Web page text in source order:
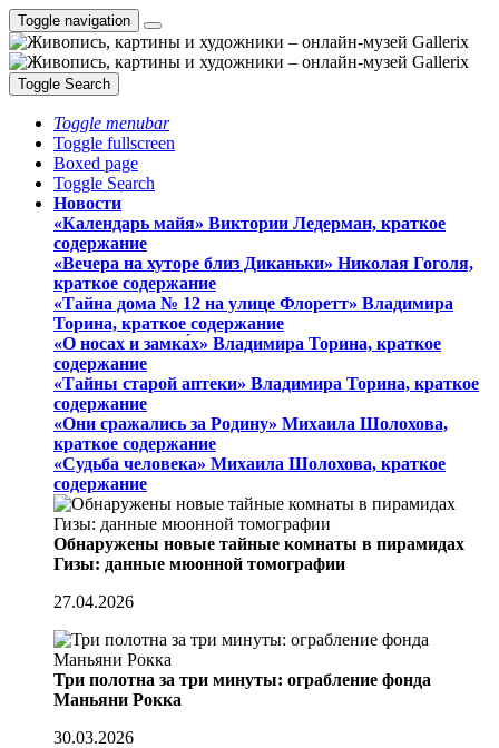
Toggle navigation
Toggle Search
Toggle menubar
Toggle fullscreen
Boxed page
Toggle Search
Новости
«Календарь майя» Виктории Ледерман, краткое
содержание
«Вечера на хуторе близ Диканьки» Николая Гоголя,
краткое содержание
«Тайна дома № 12 на улице Флоретт» Владимира
Торина, краткое содержание
«О носах и замка́х» Владимира Торина, краткое
содержание
«Тайны старой аптеки» Владимира Торина, краткое
содержание
«Они сражались за Родину» Михаила Шолохова,
краткое содержание
«Судьба человека» Михаила Шолохова, краткое
содержание
Обнаружены новые тайные комнаты в пирамидах
Гизы: данные мюонной томографии
27.04.2026
Три полотна за три минуты: ограбление фонда
Маньяни Рокка
30.03.2026